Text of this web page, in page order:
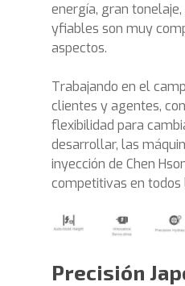
energía, gran
yfiables son muy
aspectos.
Trabajando en el
clientes y agentes,
flexibilidad para
desarrollar, las
inyección de Chen
competitivas en todos
Precisión